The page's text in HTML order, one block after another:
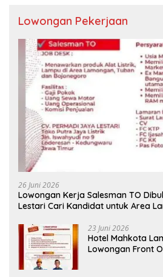
Lowongan Pekerjaan
26 Juni 2026
Lowongan Kerja Salesman TO
Lestari Cari Kandidat untuk Area
23 Juni 2026
Hotel Mahkota
Lowongan Front